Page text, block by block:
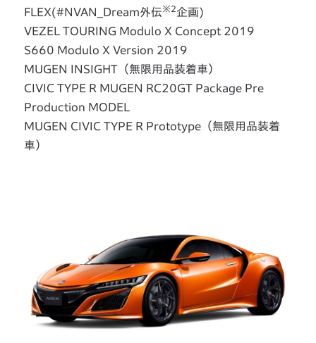
FLEX(#NVAN_Dream外伝※2企画)
VEZEL TOURING Modulo X Concept 2019
S660 Modulo X Version 2019
MUGEN INSIGHT（無限用品装着車）
CIVIC TYPE R MUGEN RC20GT Package Pre
Production MODEL
MUGEN CIVIC TYPE R Prototype（無限用品装着
車）